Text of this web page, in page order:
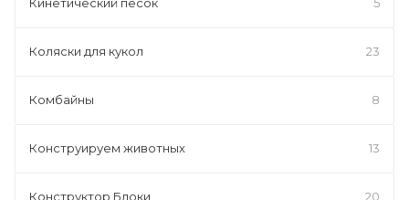
Коляски для кукол 23
Комбайны 8
Конструируем животных 13
Конструктор Блоки 20